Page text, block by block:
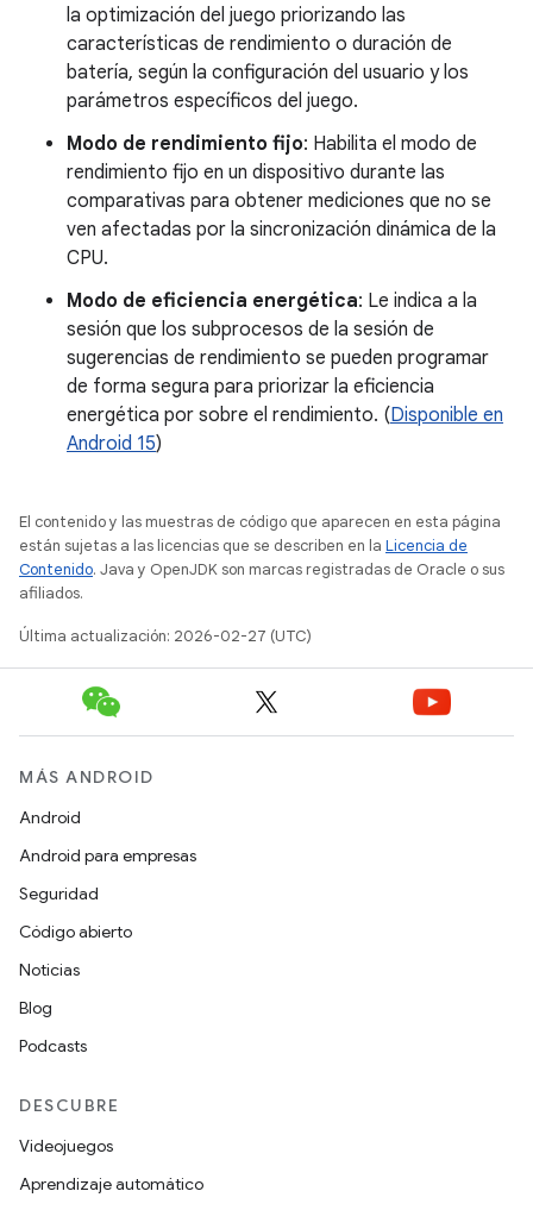
la optimización del juego priorizando las
características de rendimiento o duración de
batería, según la configuración del usuario y los
parámetros específicos del juego.
Modo de rendimiento fijo: Habilita el modo de
rendimiento fijo en un dispositivo durante las
comparativas para obtener mediciones que no se
ven afectadas por la sincronización dinámica de la
CPU.
Modo de eficiencia energética: Le indica a la
sesión que los subprocesos de la sesión de
sugerencias de rendimiento se pueden programar
de forma segura para priorizar la eficiencia
energética por sobre el rendimiento. (Disponible en
Android 15)
El contenido y las muestras de código que aparecen en esta página
están sujetas a las licencias que se describen en la Licencia de
Contenido. Java y OpenJDK son marcas registradas de Oracle o sus
afiliados.
Última actualización: 2026-02-27 (UTC)
MÁS ANDROID
Android
Android para empresas
Seguridad
Código abierto
Noticias
Blog
Podcasts
DESCUBRE
Videojuegos
Aprendizaje automático